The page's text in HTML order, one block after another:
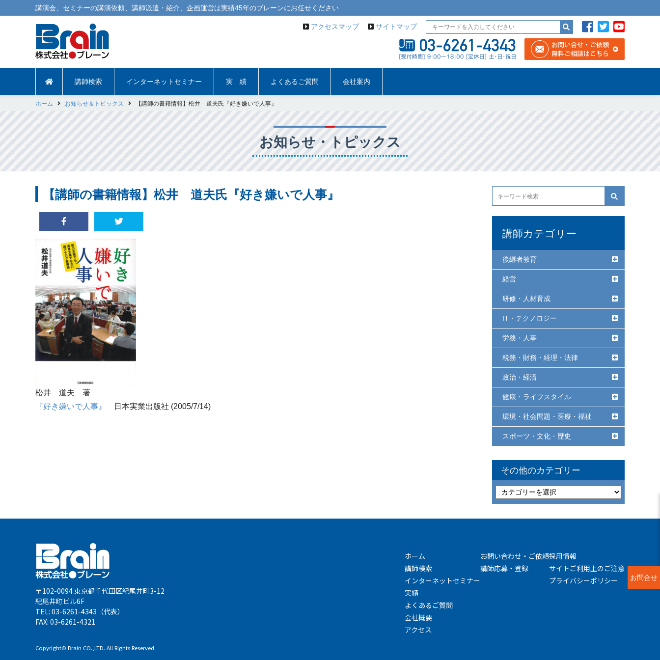
講演会 セミナーの講演依頼 講師派遣 ・紹介、企画運営は実績45年のブレーンにお任せください
アクセスマップ サイトマップ
講師検索 インターネットセミナー 実 績 よくあるご質問 会社案内
ホーム お知らせ＆トピックス 【講師の書籍情報】松井 道夫氏『好き嫌いで人事』
お知らせ・トピックス
【講師の書籍情報】松井 道夫氏『好き嫌いで人事』
松井 道夫 著
『好き嫌いで人事』
日本実業出版社 (2005/7/14)
講師カテゴリー
後継者教育
経営
研修・人材育成
IT・テクノロジー
労務・人事
税務・財務・経理・法律
政治・経済
健康・ライフスタイル
環境・社会問題・医療・福祉
スポーツ・文化・歴史
その他のカテゴリー
〒102-0094 東京都千代田区紀尾井町3-12
紀尾井町ビル6F
TEL: 03-6261-4343（代表）
FAX: 03-6261-4321
ホーム
講師検索
インターネットセミナー
実績
よくあるご質問
会社概要
アクセス
お問い合わせ・ご依頼
講師応募・登録
採用情報
サイトご利用上のご注意
プライバシーポリシー
Copyright© Brain CO.,LTD. All Rights Reserved.
お問合せ